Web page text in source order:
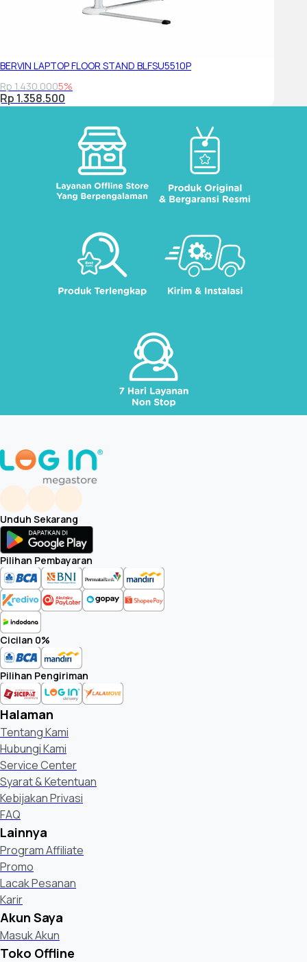
TÜV Rheinland Flicker Free"
Mil-Spec Test MIL-STD-
BERVIN LAPTOP FLOOR STAND BLFSU5510P
Rp 1.430.0005%
Rp 1.358.500
Unduh Sekarang
Pilihan Pembayaran
Cicilan 0%
Pilihan Pengiriman
Halaman
Tentang Kami
Hubungi Kami
Service Center
Syarat & Ketentuan
Kebijakan Privasi
FAQ
Lainnya
Program Affiliate
Promo
Lacak Pesanan
Karir
Akun Saya
Masuk Akun
Toko Offline